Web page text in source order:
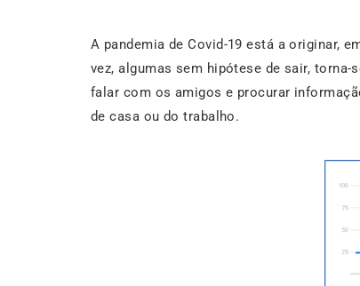
A pandemia de Covid-19 está a originar,
vez, algumas sem hipótese de sair,
falar com os amigos e procurar
de casa ou do trabalho.